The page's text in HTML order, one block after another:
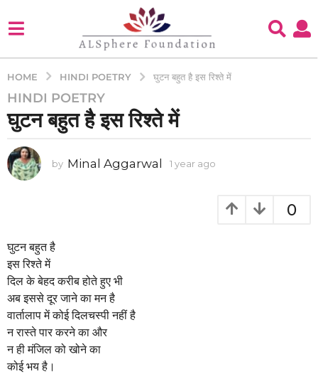
HOME HINDI POETRY घुटन बहुत है इस रिश्ते में
1
y
e
a
r
y
e
a
r
a
g
o
HINDI POETRY
घुटन बहुत है इस रिश्ते में
by Minal Aggarwal 1 year ago
0
घुटन बहुत है
इस रिश्ते में
दिल के बेहद करीब होते हुए भी
अब इससे दूर जाने का मन है
वार्तालाप में कोई दिलचस्पी नहीं है
न रास्ते पार करने का और
न ही मंजिल को खोने का
कोई भय है।